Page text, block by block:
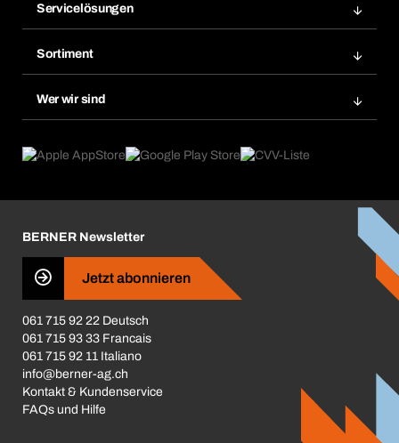
Merklisten
Nachbestellung
Dauerauftrag
Servicelösungen
Gefahrenstoffdatenbank
eProcurement
Produktfinder
Sortiment
Wer wir sind
Was uns antreibt
Business Conduct
BERNER Newsletter
Jetzt abonnieren
061 715 92 22 Deutsch
061 715 93 33 Francais
061 715 92 11 Italiano
info@berner-ag.ch
Kontakt & Kundenservice
FAQs und Hilfe